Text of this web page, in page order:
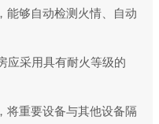
能够自动检测火情、自动
应采用具有耐火等级的
将重要设备与其他设备隔